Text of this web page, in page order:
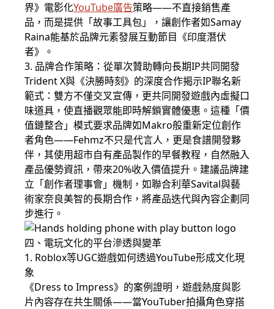
界》電影化YouTube廣告策略——不直接銷售產
品，而是提供「故事工具包」，讓創作者如Samay
Raina能基於品牌元素發展互動節目《印度潛伏
者》。
3. 品牌合作策略：從單次贊助轉向長期IP共同開發
Trident X與《決勝時刻》的深度合作揭示IP聯名新
範式：雙方不僅交叉宣傳，更共同開發遊戲內虛擬口
味道具，使直播觀眾能即時解鎖實體優惠。這種「價
值鏈整合」模式要求品牌如Makro般重新定位創作
者角色——Fehmz不只是代言人，更是食譜開發夥
伴，其使用超市自有產品製作的早餐教程，自然融入
產品優勢資訊，帶來20%收入價值提升。建議品牌建
立「創作者理事會」機制，如聯合利華Savital與藝
術家奈良美智的長期合作，將產品迭代與內容企劃同
步進行。
四、電玩文化的平台滲透與變革
1. Roblox等UGC遊戲如何透過YouTube形成文化現
象
《Dress to Impress》的案例證明，遊戲熱度與影
片內容存在共生關係——當YouTuber拍攝角色穿搭